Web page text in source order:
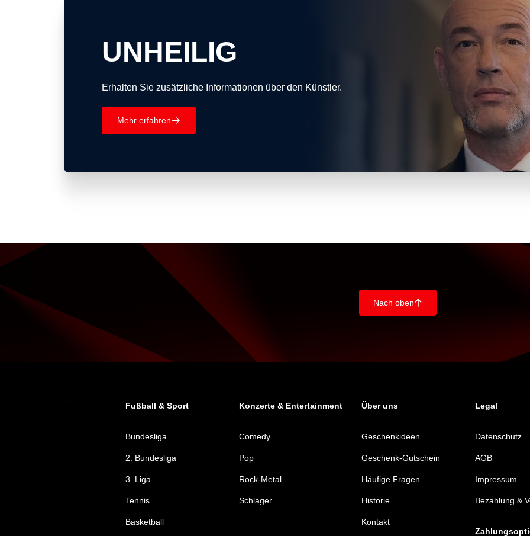
UNHEILIG
Erhalten Sie zusätzliche Informationen über den Künstler.
Mehr erfahren􀄫
Nach oben􀄨
Fußball & Sport Konzerte & Entertainment Über uns Legal
Bundesliga
2. Bundesliga
3. Liga
Tennis
Basketball
Comedy
Pop
Rock-Metal
Schlager
Geschenkideen
Geschenk-Gutschein
Häufige Fragen
Historie
Kontakt
Datenschutz
AGB
Impressum
Bezahlung &